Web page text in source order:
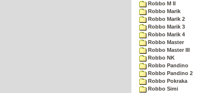
Robbo M II
Robbo Marik
Robbo Marik 2
Robbo Marik 3
Robbo Marik 4
Robbo Master
Robbo Master III
Robbo NK
Robbo Pandino
Robbo Pandino 2
Robbo Pokraka
Robbo Simi